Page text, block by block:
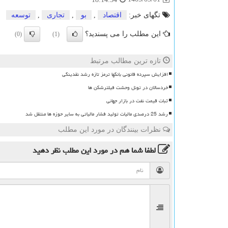
تگهای خبر:
اقتصاد بو تجاری توسعه
این مطلب را می پسندید؟ (1)
(0)
تازه ترین مطالب مرتبط
افزایش سپرده قانونی بانکها ترمز تازه رشد نقدینگی
خردسالان در تونل وحشت فیلترشکن ها
ثبات قیمت نفت در بازار جهانی
رشد 25 درصدی مالیات تولید فشار مالیاتی به سایر حوزه ها منتقل شد
نظرات بینندگان در مورد این مطلب
لطفا شما همدر مورد این مطلبنظر دهید